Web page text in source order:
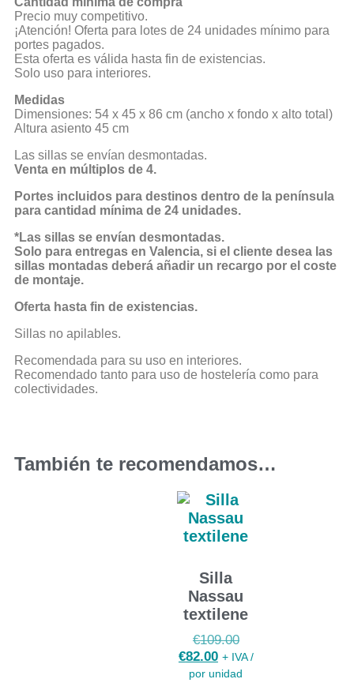
Precio muy competitivo.
¡Atención! Oferta para lotes de 24 unidades mínimo para
portes pagados.
Esta oferta es válida hasta fin de existencias.
Solo uso para interiores.
Medidas
Dimensiones: 54 x 45 x 86 cm (ancho x fondo x alto total)
Altura asiento 45 cm
Las sillas se envían desmontadas.
Venta en múltiplos de 4.
Portes incluidos para destinos dentro de la península
para cantidad mínima de 24 unidades.
*Las sillas se envían desmontadas.
Solo para entregas en Valencia, si el cliente desea las
sillas montadas deberá añadir un recargo por el coste
de montaje.
Oferta hasta fin de existencias.
Sillas no apilables.
Recomendada para su uso en interiores.
Recomendado tanto para uso de hostelería como para
colectividades.
También te recomendamos…
Silla
Nassau
textilene
€109.00
€82.00 + IVA /
por unidad